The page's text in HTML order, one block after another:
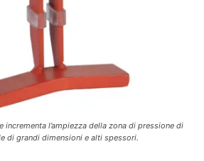
incrementa l’ampiezza della zona di pressione di
di grandi dimensioni e alti spessori.